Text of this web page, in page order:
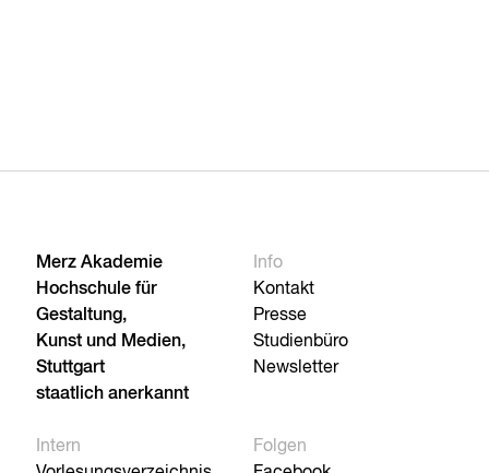
Merz Akademie
Hochschule für
Gestaltung,
Kunst und Medien,
Stuttgart
staatlich anerkannt
Info
Kontakt
Presse
Studienbüro
Newsletter
Intern
Folgen